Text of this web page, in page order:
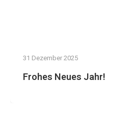
31 Dezember 2025
Frohes Neues Jahr!